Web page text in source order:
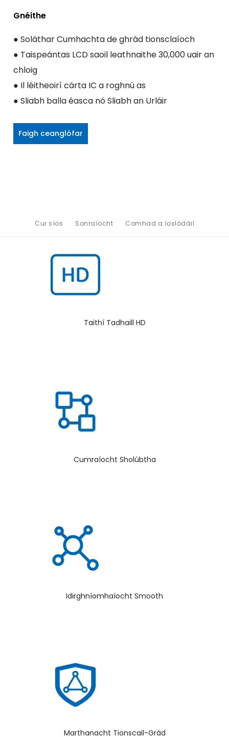
Gnéithe
● Soláthar Cumhachta de ghrád tionsclaíoch
● Taispeántas LCD saoil leathnaithe 30,000 uair an
chloig
● Il léitheoirí cárta IC a roghnú as
● Sliabh balla éasca nó Sliabh an Urláir
Faigh ceanglófar
Cur síos Sonraíocht Comhad a íoslódáil
Taithí Tadhaill HD
Cumraíocht Sholúbtha
Idirghníomhaíocht Smooth
Marthanacht Tionscail-Grád